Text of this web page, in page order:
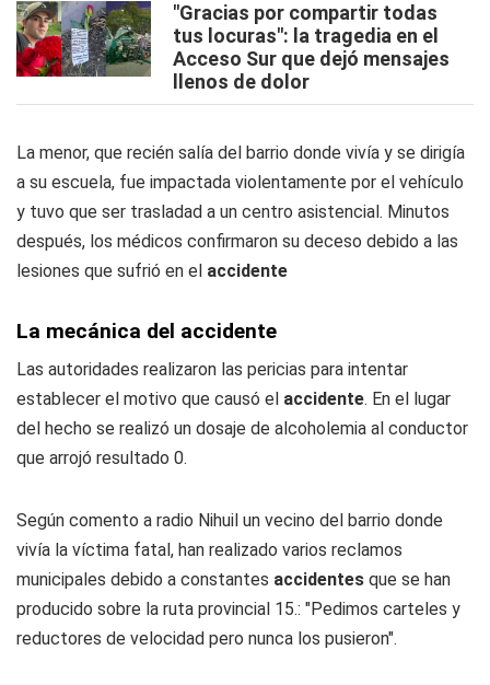
"Gracias por compartir todas
tus locuras": la tragedia en el
Acceso Sur que dejó mensajes
llenos de dolor
La menor, que recién salía del barrio donde vivía y se dirigía
a su escuela, fue impactada violentamente por el vehículo
y tuvo que ser trasladad a un centro asistencial. Minutos
después, los médicos confirmaron su deceso debido a las
lesiones que sufrió en el accidente
La mecánica del accidente
Las autoridades realizaron las pericias para intentar
establecer el motivo que causó el accidente. En el lugar
del hecho se realizó un dosaje de alcoholemia al conductor
que arrojó resultado 0.
Según comento a radio Nihuil un vecino del barrio donde
vivía la víctima fatal, han realizado varios reclamos
municipales debido a constantes accidentes que se han
producido sobre la ruta provincial 15.: "Pedimos carteles y
reductores de velocidad pero nunca los pusieron".